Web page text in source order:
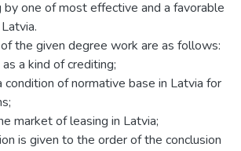
by one of most effective and a favorable
the given degree work are as follows:
a kind of crediting;
condition of normative base in Latvia for
market of leasing in Latvia;
is given to the order of the conclusion